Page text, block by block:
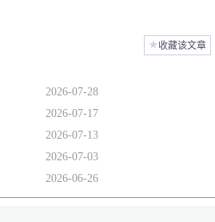
★收藏该文章
2026-07-28
2026-07-17
2026-07-13
2026-07-03
2026-06-26